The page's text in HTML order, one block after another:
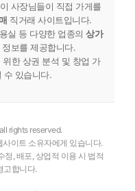
사장님들이 직접 가게를
직거래 사이트입니다.
실 등 다양한 업종의상가
보를 제공합니다.
한 상권 분석 및 창업 가
수 있습니다.
rights reserved.
이트 소유자에게 있습니다.
정, 배포, 상업적 이용 시 법적
고합니다.